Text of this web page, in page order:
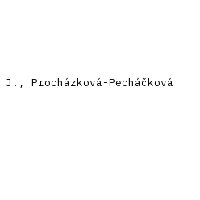
Procházková-Pecháčková